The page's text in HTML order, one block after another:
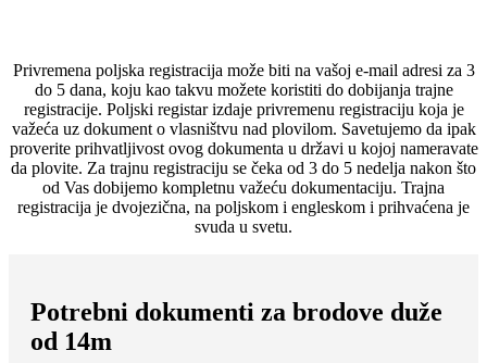
Privremena poljska registracija može biti na vašoj e-mail adresi za 3
do 5 dana, koju kao takvu možete koristiti do dobijanja trajne
registracije. Poljski registar izdaje privremenu registraciju koja je
važeća uz dokument o vlasništvu nad plovilom. Savetujemo da ipak
proverite prihvatljivost ovog dokumenta u državi u kojoj nameravate
da plovite. Za trajnu registraciju se čeka od 3 do 5 nedelja nakon što
od Vas dobijemo kompletnu važeću dokumentaciju. Trajna
registracija je dvojezična, na poljskom i engleskom i prihvaćena je
svuda u svetu.
Potrebni dokumenti za brodove duže
od 14m